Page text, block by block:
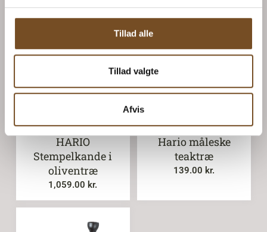
Tillad alle
Tillad valgte
Afvis
HARIO
Stempelkande i
oliventræ
1,059.00 kr.
Hario måleske
teaktræ
139.00 kr.